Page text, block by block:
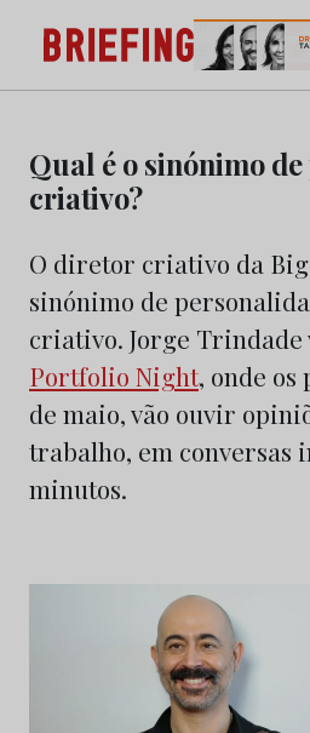
content
Briefing: Todas as notícias
Marketing e da Publicidade
Qual é o sinónimo
criativo?
O diretor criativo da
sinónimo de
criativo. Jorge Trindade
Portfolio Night, onde os
de maio, vão ouvir
trabalho, em conversas
minutos.